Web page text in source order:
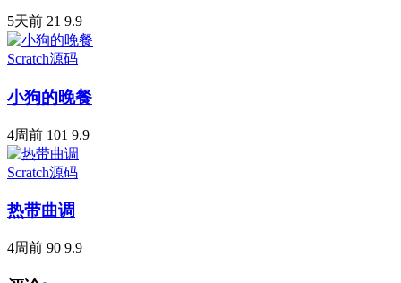
5天前 21 9.9
Scratch源码
小狗的晚餐
4周前 101 9.9
Scratch源码
热带曲调
4周前 90 9.9